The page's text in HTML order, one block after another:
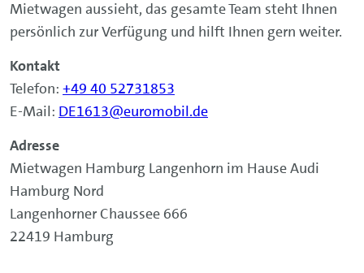
Mietwagen aussieht, das gesamte Team steht Ihnen
persönlich zur Verfügung und hilft Ihnen gern weiter.
Kontakt
Telefon: +49 40 52731853
E-Mail: DE1613@euromobil.de
Adresse
Mietwagen Hamburg Langenhorn im Hause Audi
Hamburg Nord
Langenhorner Chaussee 666
22419 Hamburg